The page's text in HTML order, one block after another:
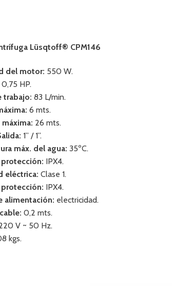
Lüsqtoff® CPM146
del motor: 550 W.
0,75 HP.
trabajo: 83 L/min.
6 mts.
máxima: 26 mts.
1” / 1”.
máx. del agua: 35ºC.
protección: IPX4.
eléctrica: Clase 1.
protección: IPX4.
alimentación: electricidad.
0,2 mts.
V ~ 50 Hz.
kgs.